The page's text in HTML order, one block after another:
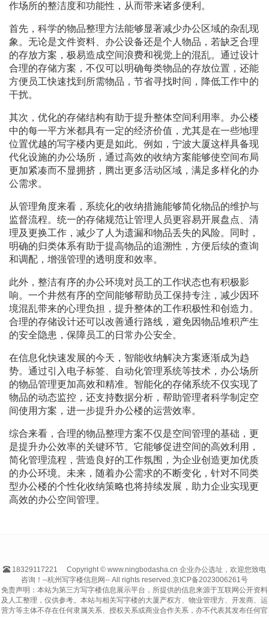
作场所的整洁度和功能性，从而带来诸多便利。
首先，科学的物品整理方法能够显著减少办公区域的杂乱现
象。无论是文件资料、办公设备还是个人物品，若缺乏合理
的存放方案，极易造成空间浪费和视觉上的混乱。通过设计
合理的存储方案，不仅可以明确每类物品的存放位置，还能
方便员工快速找到所需物品，节省寻找时间，降低工作中的
干扰。
其次，优化的存储结构有助于提升整体空间利用率。办公楼
中的每一平方米都具有一定的经济价值，尤其是在一些地理
位置优越的写字楼内更是如此。例如，宁波大厦这样具备现
代化设施的办公场所，通过高效的收纳方案能够使空间布局
更加紧凑而不显拥挤，腾出更多活动区域，满足多样化的办
公需求。
从管理角度来看，系统化的收纳措施能够简化物品的维护与
监督流程。统一的存储规范让管理人员更容易开展盘点、清
理及更换工作，减少了人为遗漏和物品丢失的风险。同时，
明确的归类体系有助于提高物品的追溯性，方便后续的查询
和调配，增强管理的透明度和效率。
此外，整洁有序的办公环境对员工的工作状态也有积极影
响。一个井然有序的空间能够帮助员工保持专注，减少因环
境混乱带来的心理负担，提升整体的工作积极性和创造力。
合理的存储设计还可以改善通行路线，避免因物品堆积产生
的安全隐患，保障员工的日常办公安全。
在信息化快速发展的今天，智能收纳解决方案逐渐成为趋
势。通过引入电子标签、自动化管理系统等技术，办公场所
的物品管理更加高效和精准。智能化的存储系统不仅实现了
物品的动态监控，还支持数据分析，帮助管理者科学制定空
间使用方案，进一步提升办公楼的运营效率。
综合来看，合理的物品整理方案不仅是空间管理的基础，更
是提升办公效率的关键环节。它能够促进空间的高效利用，
简化管理流程，营造良好的工作氛围，为企业创造更加优质
的办公环境。未来，随着办公需求的不断变化，针对不同类
型办公楼的个性化收纳策略也将持续发展，助力企业实现更
高效的办公空间管理。
18329117221
Copyright © www.ningbodasha.cn 企业办公选址，欢迎您致电
咨询！--杭州写字楼信息网-- All rights reserved.京ICP备2023006261号
免责声明：本站为第三方写字楼信息展示平台，所提供的信息来源于互联网公开资料
及人工整理，仅供参考。本站与相关写字楼的大厦产权方、物业管理方、开发商、运
营方等主体不存在任何隶属关系、授权关系或商业合作关系，亦不代表其发布任何官